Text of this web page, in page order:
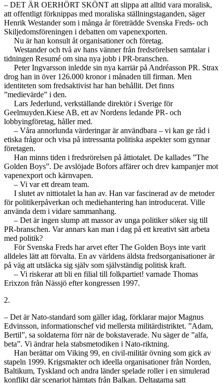
– DET ÄR OERHÖRT SKÖNT att slippa att alltid vara moralisk,
att offentligt förknippas med moraliska ställningstaganden, säger
Henrik Westander som i många år företrädde Svenska Freds- och
Skiljedomsföreningen i debatten om vapenexporten.
Nu är han konsult åt organisationer och företag.
Westander och två av hans vänner från fredsrörelsen samtalar i
tidningen Resumé om sina nya jobb i PR-branschen.
Peter Ingvarsson inledde sin nya karriär på Andréasson PR. Strax
drog han in över 126.000 kronor i månaden till firman. Men
identiteten som fredsaktivist har han behållit. Det finns
”medievärde” i den.
Lars Jederlund, verkställande direktör i Sverige för
Geelmuyden.Kiese AB, ett av Nordens ledande PR- och
lobbyingföretag, håller med.
– Våra annorlunda värderingar är användbara – vi kan ge råd i
etiska frågor och visa på intressanta politiska aspekter som gynnar
företagen.
Han minns tiden i fredsrörelsen på åttiotalet. De kallades ”The
Golden Boys”. De avslöjade Bofors affärer och drev kampanjer mot
vapenexport och kärnvapen.
– Vi var ett dream team.
I slutet av nittiotalet la han av. Han var fascinerad av de metoder
för politikerpåverkan och mediehantering han introducerat. Ville
använda dem i vidare sammanhang.
– Det är ingen slump att massor av unga politiker söker sig till
PR-branschen. Var annars kan man i dag på ett kreativt sätt arbeta
med politik?
För Svenska Freds har arvet efter The Golden Boys inte varit
alldeles lätt att förvalta. En av världens äldsta fredsorganisationer är
på väg att utsläcka sig själv som självständig politisk kraft.
– Vi riskerar att bli en filial till folkpartiet! varnade Thomas
Erixzon från Nässjö efter kongressen 1997.
2.
– Det är Nato-standard som gäller idag, förklarar major Magnus
Edvinsson, informationschef vid mellersta militärdistriktet. ”Adam,
Bertil”, sa soldaterna förr när de bokstaverade. Nu säger de ”alfa,
beta”. Vi ändrar hela stabsmetodiken i Nato-riktning.
Han berättar om Viking 99, en civil-militär övning som gick av
stapeln 1999. Krigsmakter och ideella organisationer från Norden,
Baltikum, Tyskland och andra länder spelade roller i en simulerad
konflikt där scenariot hämtats från Balkan. Deltagarna satt